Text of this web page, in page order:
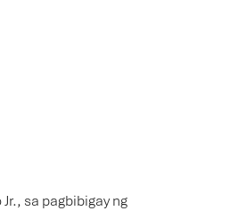
sa pagbibigay ng